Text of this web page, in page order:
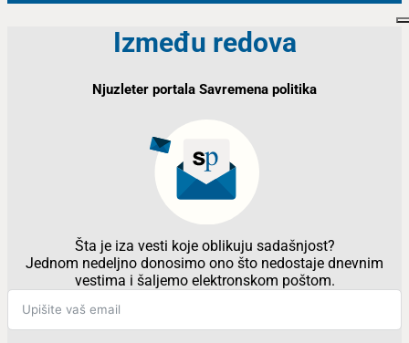
Između redova
Njuzleter portala Savremena politika
Šta je iza vesti koje oblikuju sadašnjost?
Jednom nedeljno donosimo ono što nedostaje dnevnim
vestima i šaljemo elektronskom poštom.